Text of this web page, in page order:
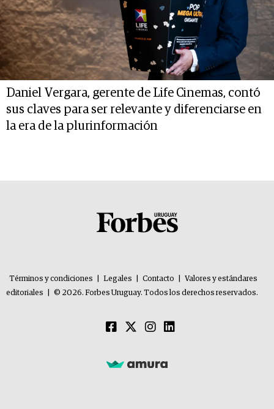
Daniel Vergara, gerente de Life Cinemas, contó
sus claves para ser relevante y diferenciarse en
la era de la plurinformación
Términos y condiciones Legales Contacto
Valores y estándares
editoriales
© 2026. Forbes Uruguay. Todos los derechos reservados.